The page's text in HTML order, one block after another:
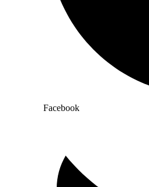
Facebook